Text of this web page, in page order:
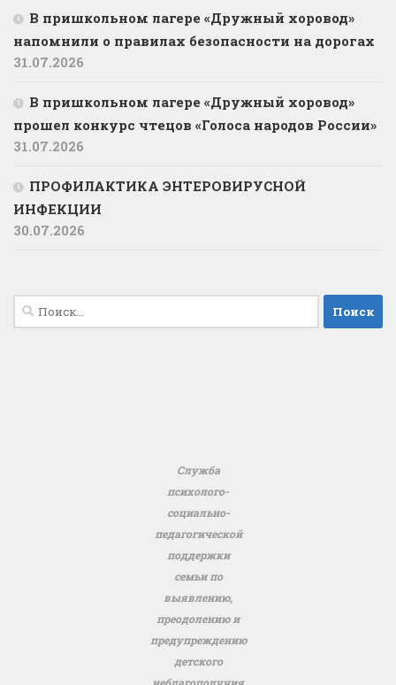
В пришкольном лагере «Дружный хоровод»
напомнили о правилах безопасности на дорогах
31.07.2026
В пришкольном лагере «Дружный хоровод»
прошел конкурс чтецов «Голоса народов России»
31.07.2026
ПРОФИЛАКТИКА ЭНТЕРОВИРУСНОЙ
ИНФЕКЦИИ
30.07.2026
Найти:
Служба
психолого-
социально-
педагогической
поддержки
семьи по
выявлению,
преодолению и
предупреждению
детского